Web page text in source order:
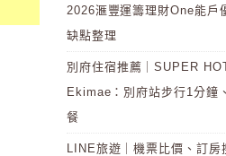
2026滙豐運籌理財One能戶
缺點整理
別府住宿推薦｜SUPER
Ekimae：別府站步行1分鐘
餐
LINE旅遊｜機票比價、訂房